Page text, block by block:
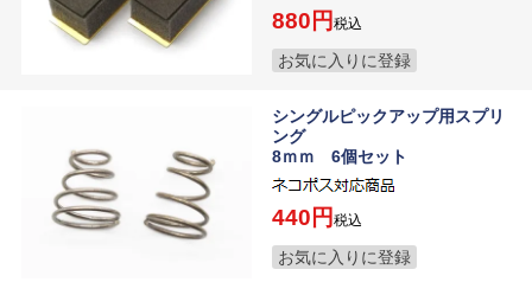
880 税込
お気に入りに登録
シングルピックアップ用スプリ
ング
8ｍｍ 6個セット
440 税込
お気に入りに登録